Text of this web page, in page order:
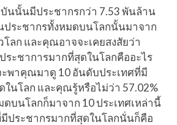
บันนั้นมีประชากรกว่า 7.53 พันล้าน
ระชากรทั้งหมดบนโลกนั้นมาจาก
โลก และคุณอาจจะเคยสงสัยว่า
ระชาการมากที่สุดในโลกคืออะไร
ะพาคุณมาดู 10 อันดับประเทศที่มี
ในโลก และคุณรู้หรือไม่ว่า 57.02%
บนโลกก็มาจาก 10 ประเทศเหล่านี้
มีประชากรมากที่สุดในโลกนั่นก็คือ